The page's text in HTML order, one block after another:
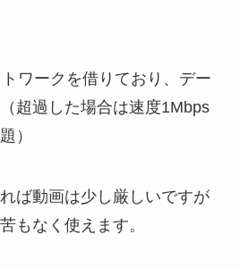
ワークを借りており、デー
超過した場合は速度1Mbps
）
ば動画は少し厳しいですが
もなく使えます。